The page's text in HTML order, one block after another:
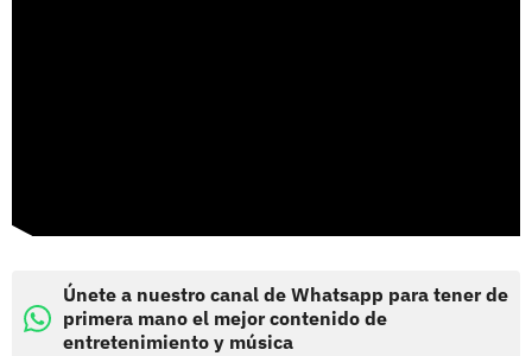
Únete a nuestro canal de Whatsapp para tener de
primera mano el mejor contenido de
entretenimiento y música